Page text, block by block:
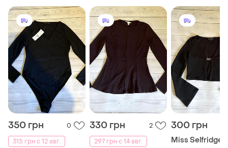
350 грн
0
315 грн с 12 авг.
330 грн
2
297 грн с 14 авг.
300 грн
Miss Selfridge